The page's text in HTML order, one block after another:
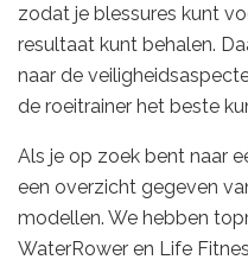
zodat je blessures kunt
resultaat kunt behalen.
naar de
de roeitrainer het beste
Als je op zoek bent naar
een overzicht gegeven
modellen. We hebben
WaterRower en Life